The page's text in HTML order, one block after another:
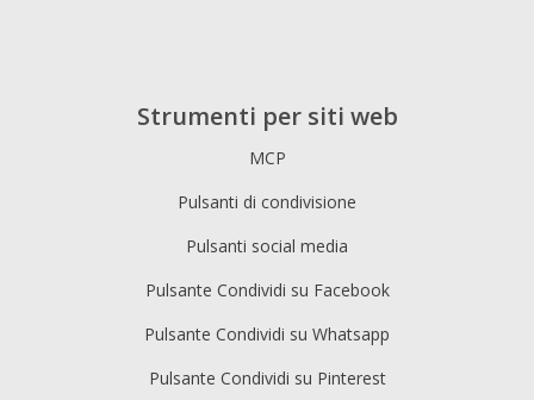
Strumenti per siti web
MCP
Pulsanti di condivisione
Pulsanti social media
Pulsante Condividi su Facebook
Pulsante Condividi su Whatsapp
Pulsante Condividi su Pinterest